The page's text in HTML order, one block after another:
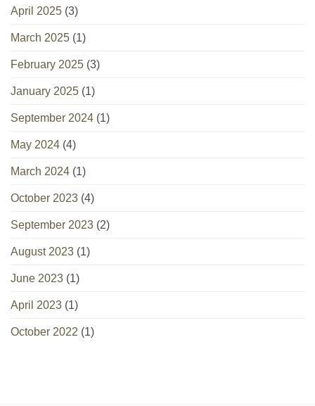
April 2025 (3)
March 2025 (1)
February 2025 (3)
January 2025 (1)
September 2024 (1)
May 2024 (4)
March 2024 (1)
October 2023 (4)
September 2023 (2)
August 2023 (1)
June 2023 (1)
April 2023 (1)
October 2022 (1)